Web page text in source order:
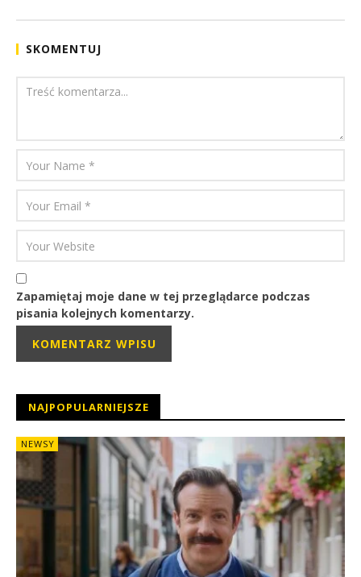
SKOMENTUJ
Zapamiętaj moje dane w tej przeglądarce podczas
pisania kolejnych komentarzy.
NAJPOPULARNIEJSZE
NEWSY